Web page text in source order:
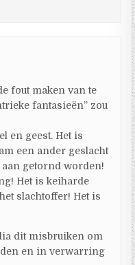
fout maken van te
fantasieën” zou
en geest. Het is
een ander geslacht
getornd worden!
Het is keiharde
slachtoffer! Het is
dit misbruiken om
en in verwarring